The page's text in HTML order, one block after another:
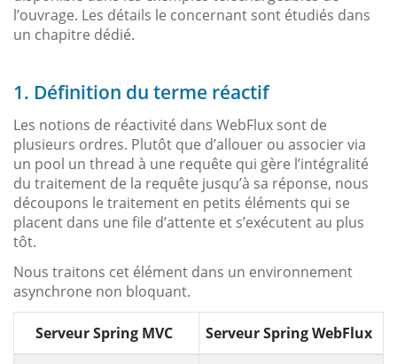
l’ouvrage. Les détails le concernant sont étudiés dans
un chapitre dédié.
1. Définition du terme réactif
Les notions de réactivité dans WebFlux sont de
plusieurs ordres. Plutôt que d’allouer ou associer via
un pool un thread à une requête qui gère l’intégralité
du traitement de la requête jusqu’à sa réponse, nous
découpons le traitement en petits éléments qui se
placent dans une file d’attente et s’exécutent au plus
tôt.
Nous traitons cet élément dans un environnement
asynchrone non bloquant.
Serveur Spring MVC Serveur Spring WebFlux